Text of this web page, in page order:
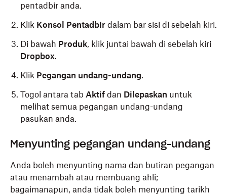
pentadbir anda.
Klik Konsol Pentadbir dalam bar sisi di sebelah kiri.
Di bawah Produk, klik juntai bawah di sebelah kiri
Dropbox.
Klik Pegangan undang-undang.
Togol antara tab Aktif dan Dilepaskan untuk
melihat semua pegangan undang-undang
pasukan anda.
Menyunting pegangan undang-undang
Anda boleh menyunting nama dan butiran pegangan
atau menambah atau membuang ahli;
bagaimanapun, anda tidak boleh menyunting tarikh